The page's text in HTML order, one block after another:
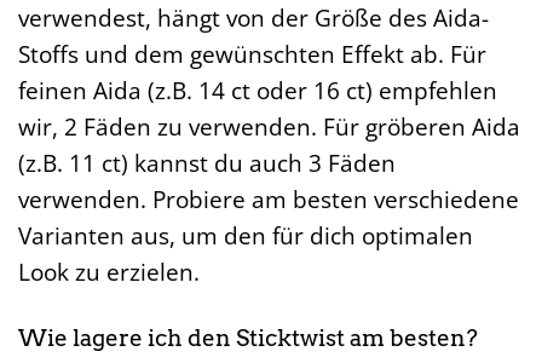
verwendest, hängt von der Größe des Aida-
Stoffs und dem gewünschten Effekt ab. Für
feinen Aida (z.B. 14 ct oder 16 ct) empfehlen
wir, 2 Fäden zu verwenden. Für gröberen Aida
(z.B. 11 ct) kannst du auch 3 Fäden
verwenden. Probiere am besten verschiedene
Varianten aus, um den für dich optimalen
Look zu erzielen.
Wie lagere ich den Sticktwist am besten?